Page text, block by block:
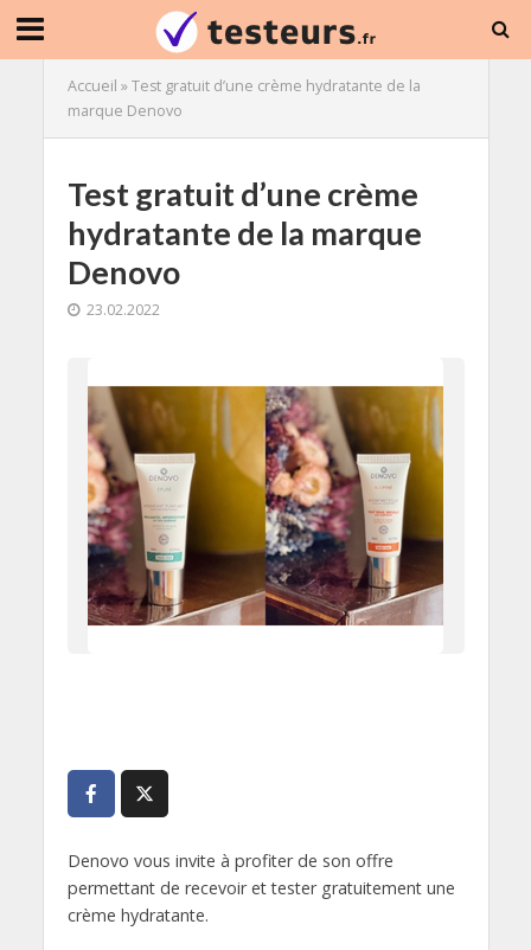
Accueil »Test gratuit d’une crème hydratante de la
marque Denovo
Test gratuit d’une crème
hydratante de la marque
Denovo
23.02.2022
Denovo vous invite à profiter de son offre
permettant de recevoir et tester gratuitement une
crème hydratante.